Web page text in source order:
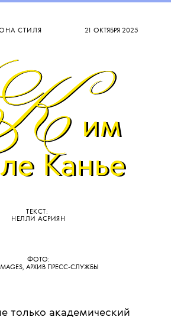
21 ОКТЯБРЯ 2025
СТИЛЯ
Канье
Канье
ТЕКСТ:
НЕЛЛИ АСРИЯН
ФОТО:
IMAGES, АРХИВ ПРЕСС-СЛУЖБЫ
только академический